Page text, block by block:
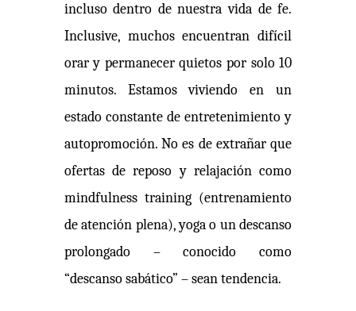
incluso dentro de nuestra vida de fe.
Inclusive, muchos encuentran difícil
orar y permanecer quietos por solo 10
minutos. Estamos viviendo en un
estado constante de entretenimiento y
autopromoción. No es de extrañar que
ofertas de reposo y relajación como
mindfulness training (entrenamiento
de atención plena), yoga o un descanso
prolongado – conocido como
“descanso sabático” – sean tendencia.